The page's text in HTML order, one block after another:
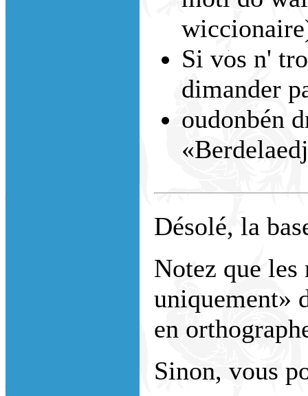
Si vos n'
dimander
oudonbén
Désolé, la
Notez que les
uniquement»
en
Sinon, vous